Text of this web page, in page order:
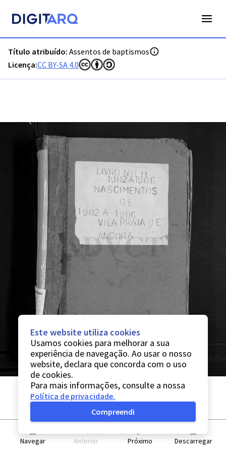
Título atribuído: Assentos de baptismos
Licença:CC BY-SA 4.0
Navegar Anterior Próximo Descarregar
Este website utiliza cookies
Usamos cookies para melhorar a sua
experiência de navegação. Ao usar o nosso
website, declara que concorda com o uso
de cookies.
Para mais informações, consulte a nossa
Política de privacidade.
Compreendi